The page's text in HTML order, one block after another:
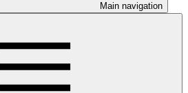
Main navigation